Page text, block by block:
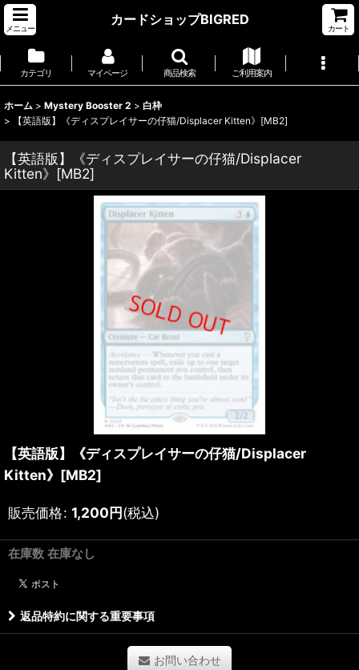
メニュー
カードショップBIGRED
カート
カテゴリ マイページ 商品検索 ご利用案内
ホーム > Mystery Booster 2 > 白枠
>
【英語版】《ディスプレイサーの仔猫/Displacer Kitten》[MB2]
【英語版】《ディスプレイサーの仔猫/Displacer
Kitten》[MB2]
【英語版】《ディスプレイサーの仔猫/Displacer
Kitten》[MB2]
販売価格: 1,200円(税込)
在庫数 在庫なし
返品特約に関する重要事項
お問い合わせ